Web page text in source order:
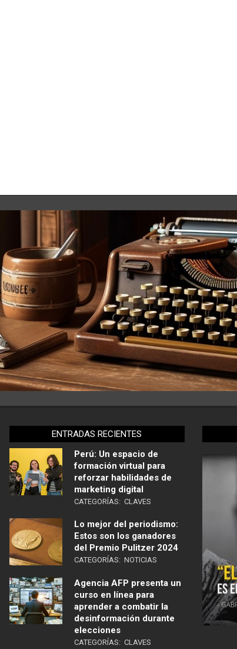
ENTRADAS RECIENTES
Perú: Un espacio de
formación virtual para
reforzar habilidades de
marketing digital
CATEGORÍAS: CLAVES
Lo mejor del periodismo:
Estos son los ganadores
del Premio Pulitzer 2024
CATEGORÍAS: NOTICIAS
Agencia AFP presenta un
curso en línea para
aprender a combatir la
desinformación durante
elecciones
CATEGORÍAS: CLAVES